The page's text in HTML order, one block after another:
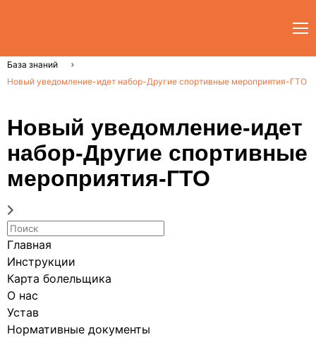
База знаний
Новый уведомление-идет набор-Другие спортивные мероприятия-ГТО
Новый уведомление-идет
набор-Другие спортивные
мероприятия-ГТО
Главная
Инструкции
Карта болельщика
О нас
Устав
Нормативные документы